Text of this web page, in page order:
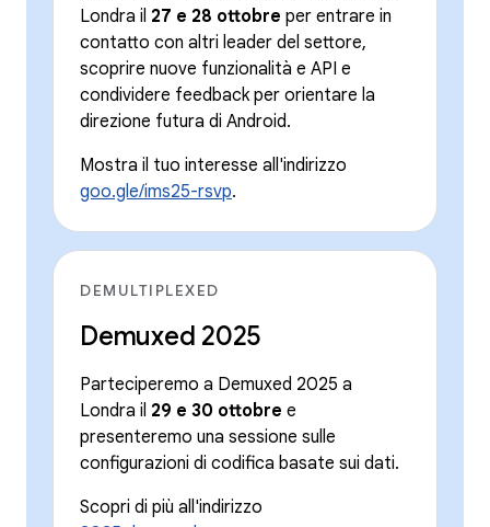
Londra il 27 e 28 ottobre per entrare in
contatto con altri leader del settore,
scoprire nuove funzionalità e API e
condividere feedback per orientare la
direzione futura di Android.
Mostra il tuo interesse all'indirizzo
goo.gle/ims25-rsvp.
DEMULTIPLEXED
Demuxed 2025
Parteciperemo a Demuxed 2025 a
Londra il 29 e 30 ottobre e
presenteremo una sessione sulle
configurazioni di codifica basate sui dati.
Scopri di più all'indirizzo